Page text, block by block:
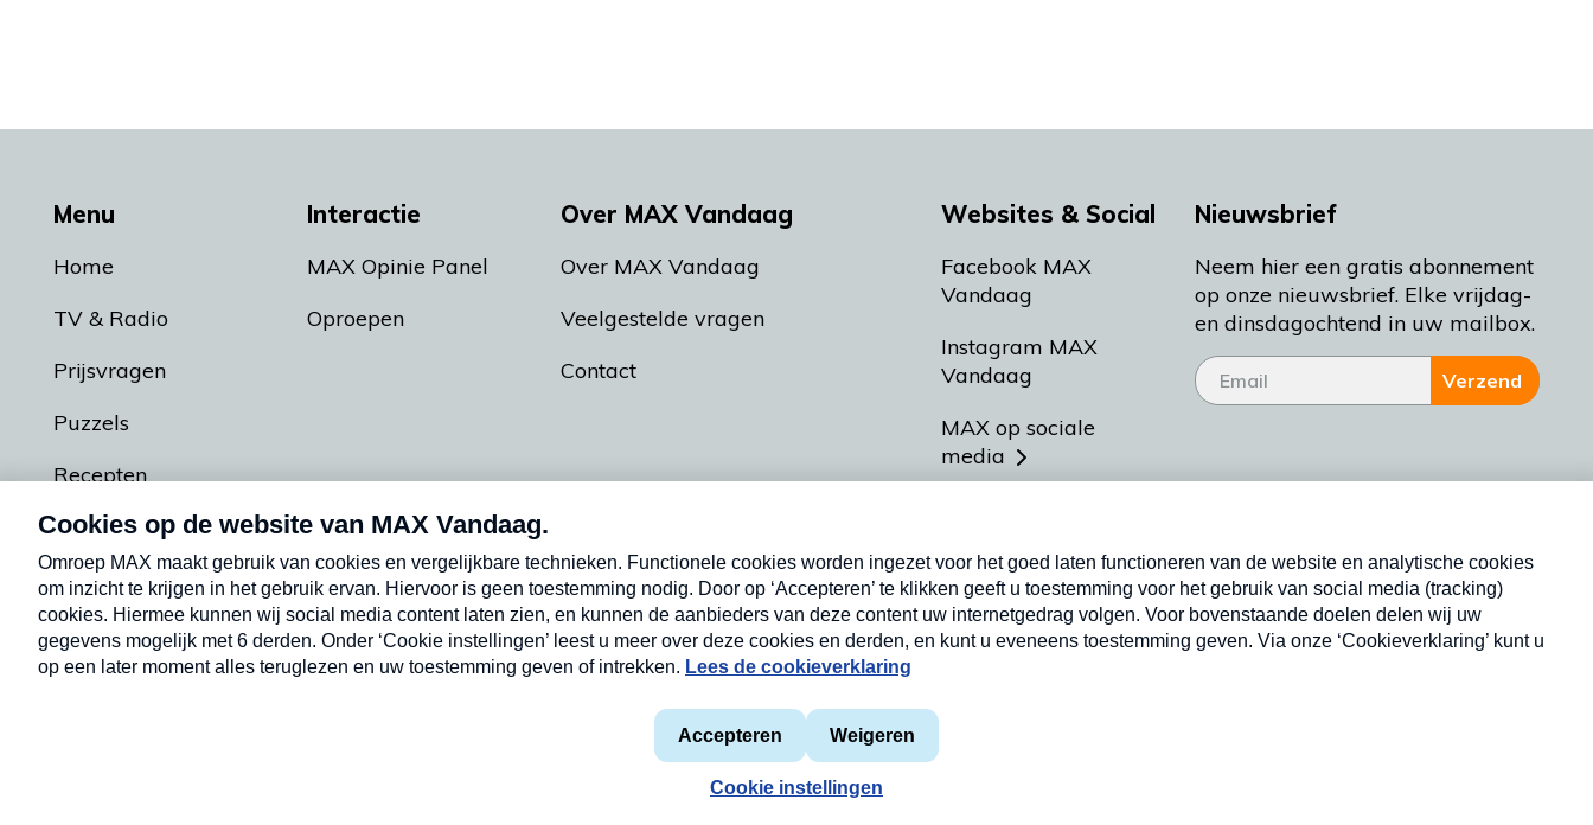
Menu
Home
TV & Radio
Prijsvragen
Puzzels
Recepten
Podcasts
Interactie
MAX Opinie Panel
Oproepen
Over MAX Vandaag
Over MAX Vandaag
Veelgestelde vragen
Contact
Websites & Social
Facebook MAX
Vandaag
Instagram MAX
Vandaag
MAX op sociale
media
Meldpunt Actueel
Heel Holland Bakt
Nieuwsbrief
Neem hier een gratis abonnement
op onze nieuwsbrief. Elke vrijdag-
en dinsdagochtend in uw mailbox.
Verzend
Privacyverklaring
Cookieverklaring
Nieuwsbrief
Neem hier een gratis abonnement op onze